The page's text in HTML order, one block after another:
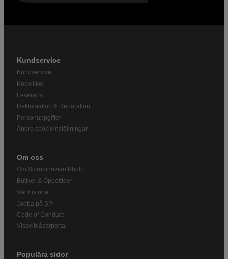
Kundservice
Kundservice
Köpvillkor
Leverans
Reklamation & Reparation
Personuppgifter
Ändra cookieinställningar
Om oss
Om Scandinavian Photo
Butiker & Öppettider
Vår historia
Jobba på SP
Code of Conduct
Visselblåsarportal
Populära sidor